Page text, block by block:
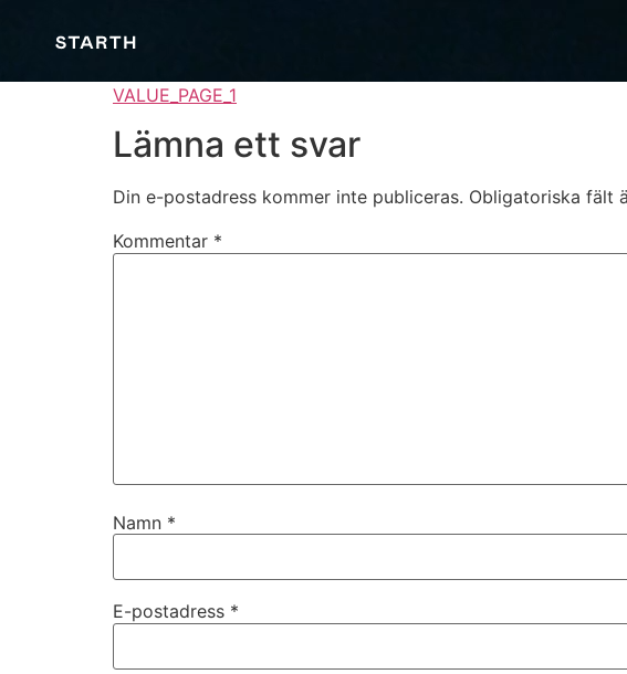
VALUE_PAGE_1
Lämna ett svar
Din e-postadress kommer inte publiceras. Obligatoriska fält
Kommentar *
Namn *
E-postadress *